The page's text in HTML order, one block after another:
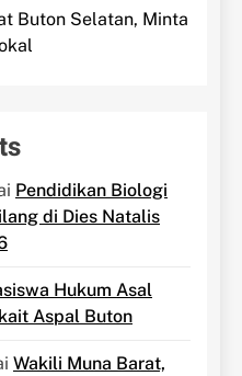
Buton Selatan, Minta
Pendidikan Biologi
di Dies Natalis
Hukum Asal
Aspal Buton
Wakili Muna Barat,